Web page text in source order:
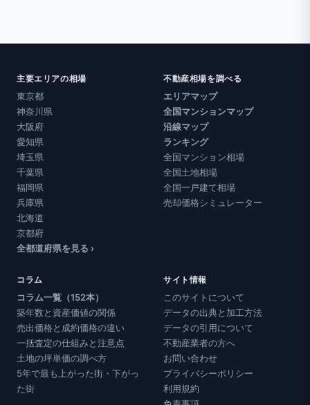
主要エリアの相場
東京都
神奈川県
大阪府
愛知県
埼玉県
千葉県
福岡県
兵庫県
北海道
京都府
全都道府県を見る ›
不動産相場を調べる
エリアマップ
全国マンションマップ
沿線マップ
ランキング
全国マンション相場
全国土地相場
全国一戸建て相場
売却価格シミュレーター
コラム
コラム一覧（152本）
築年数と資産価値の関係
売出価格と成約価格の違い
一括査定の仕組みと注意点
土地の坪単価の調べ方
5年で最も上がった街・下がっ
た街
サイト情報
このサイトについて
データの出典と加工方法
データの引用について
不動産業者の方へ
お問い合わせ
プライバシーポリシー
利用規約